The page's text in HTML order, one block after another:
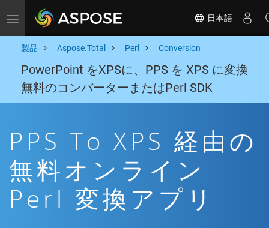
Toggle navigation 日本語
製品 Aspose.Total Perl Conversion
PowerPoint をXPSに、PPS を XPS に変換
無料のコンバーターまたはPerl SDK
PPS To XPS 経由の
無料オンライン
Perl 変換アプリ